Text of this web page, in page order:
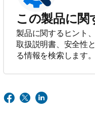
この製品に関
製品に関するヒント
取扱説明書、安全性
る情報を検索します。